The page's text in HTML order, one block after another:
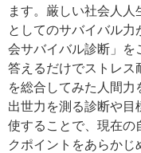
ます。厳しい社会人人
としてのサバイバル
会サバイバル診断」を
答えるだけでストレス
を総合してみた人間力
出世力を測る診断や目
使することで、現在の
クポイントをあらかじ